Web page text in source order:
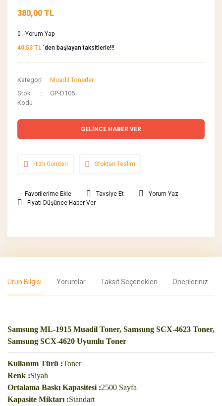
380,00 TL
0 - Yorum Yap
40,53 TL 'den başlayan taksitlerle!!!
Kategori
Muadil Tonerler
Stok
Kodu
GP-D105
GELİNCE HABER VER
Hızlı Gönderi Stoktan Teslim
Tavsiye Et
Yorum Yaz
Fiyatı Düşünce Haber Ver
Ürün Bilgisi Yorumlar Taksit Seçenekleri Önerileriniz
Samsung ML-1915 Muadil Toner, Samsung SCX-4623 Toner,
Samsung SCX-4620 Uyumlu Toner
Kullanım Türü :Toner
Renk :Siyah
Ortalama Baskı Kapasitesi :2500 Sayfa
Kapasite Miktarı :Standart